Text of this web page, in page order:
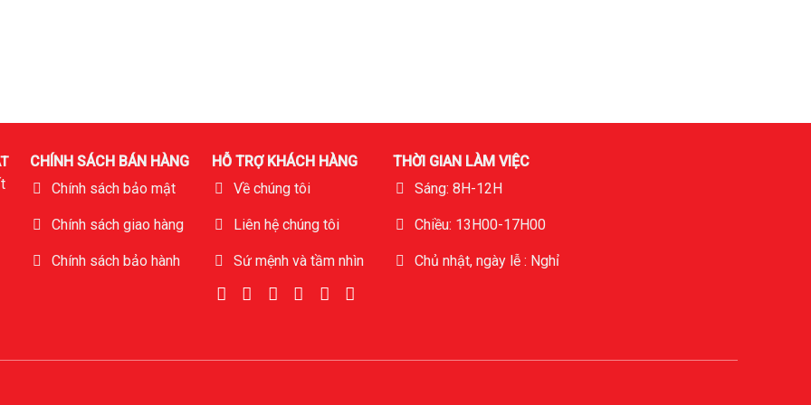
CHÍNH SÁCH BÁN HÀNG
Chính sách bảo mật
Chính sách giao hàng
Chính sách bảo hành
HỖ TRỢ KHÁCH HÀNG
Về chúng tôi
Liên hệ chúng tôi
Sứ mệnh và tầm nhìn
THỜI GIAN LÀM VIỆC
Sáng: 8H-12H
Chiều: 13H00-17H00
Chủ nhật, ngày lễ : Nghỉ